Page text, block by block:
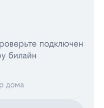
подключен
билайн